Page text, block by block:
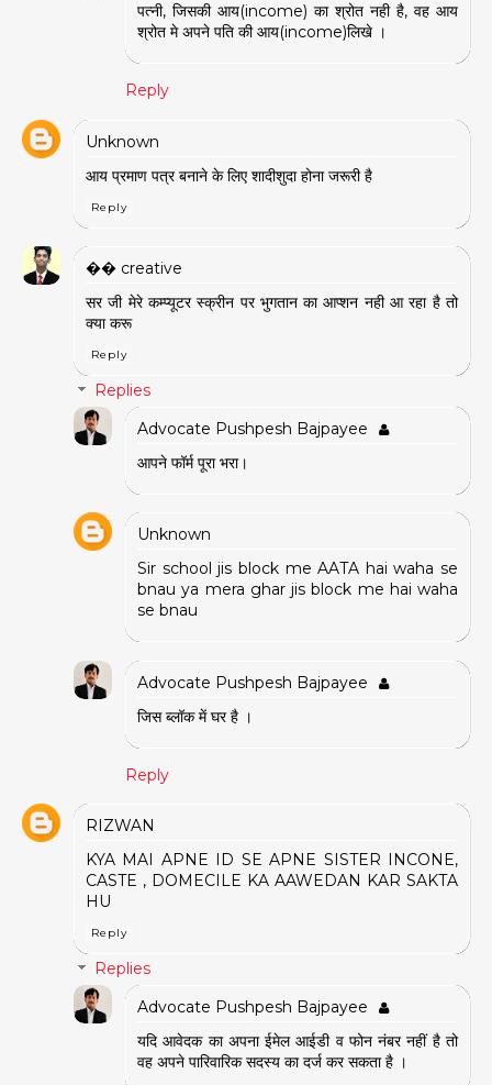
पत्नी, जिसकी आय(income) का श्रोत नही है, वह आय
श्रोत मे अपने पति की आय(income)लिखे ।
Reply
Unknown
आय प्रमाण पत्र बनाने के लिए शादीशुदा होना जरूरी है
Reply
�� creative
सर जी मेरे कम्प्यूटर स्क्रीन पर भुगतान का आप्शन नही आ रहा है तो
क्या करू
Reply
Replies
Advocate Pushpesh Bajpayee
आपने फॉर्म पूरा भरा।
Unknown
Sir school jis block me AATA hai waha se
bnau ya mera ghar jis block me hai waha
se bnau
Advocate Pushpesh Bajpayee
जिस ब्लॉक में घर है ।
Reply
RIZWAN
KYA MAI APNE ID SE APNE SISTER INCONE,
CASTE , DOMECILE KA AAWEDAN KAR SAKTA
HU
Reply
Replies
Advocate Pushpesh Bajpayee
यदि आवेदक का अपना ईमेल आईडी व फोन नंबर नहीं है तो
वह अपने पारिवारिक सदस्य का दर्ज कर सकता है ।